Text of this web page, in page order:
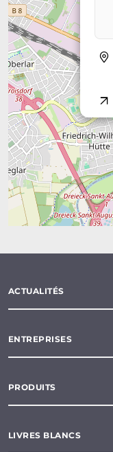
ACTUALITÉS
ENTREPRISES
PRODUITS
LIVRES BLANCS